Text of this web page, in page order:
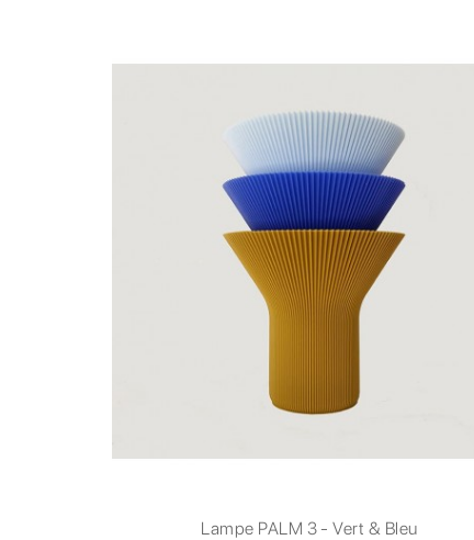
Lampe PALM 3 - Vert & Bleu